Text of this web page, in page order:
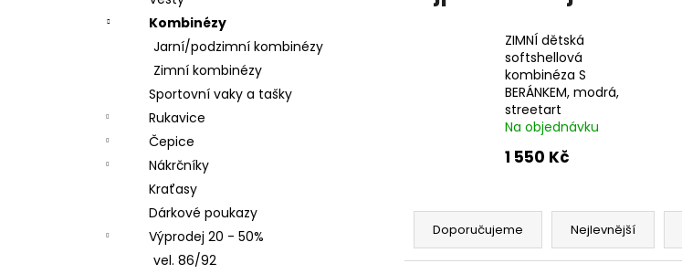
Kombinézy
Jarní/podzimní kombinézy
Zimní kombinézy
Sportovní vaky a tašky
Rukavice
Čepice
Nákrčníky
Kraťasy
Dárkové poukazy
Výprodej 20 - 50%
vel. 86/92
ZIMNÍ dětská
softshellová
kombinéza S
BERÁNKEM, modrá,
streetart
Na objednávku
1 550 Kč
Ř
z
Doporučujeme Nejlevnější
LETNÍ DÁMSKÉ ŠATY SPORTY,
TYRKYSOVÉ ORNAMENTY
900 Kč
ČEPICE S OHRNUTÝM LEMEM, KOŇAK